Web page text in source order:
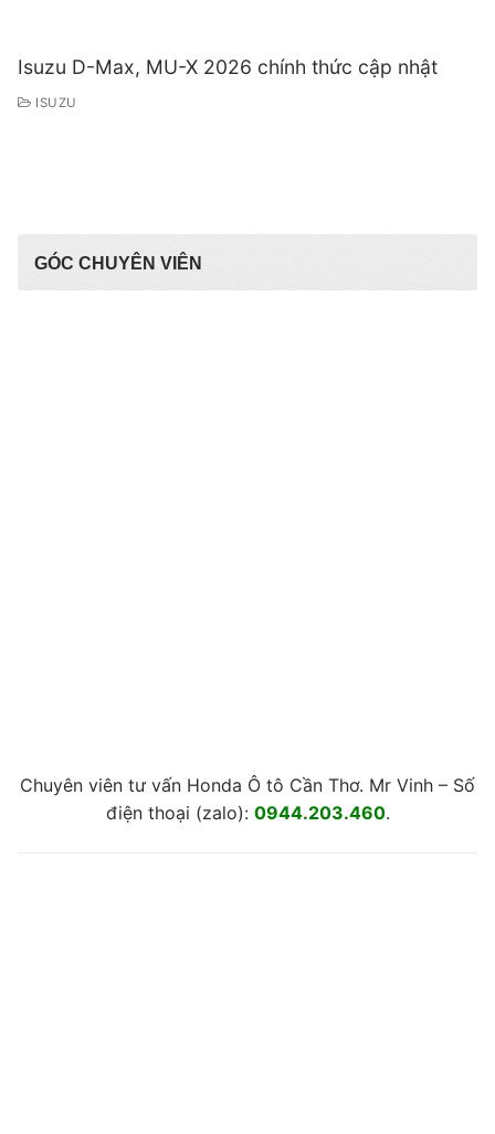
Isuzu D-Max, MU-X 2026 chính thức cập nhật
ISUZU
GÓC CHUYÊN VIÊN
Chuyên viên tư vấn Honda Ô tô Cần Thơ. Mr Vinh – Số
điện thoại (zalo): 0944.203.460.